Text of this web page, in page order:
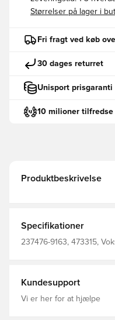
Størrelser på lager i
Fri fragt ved køb
30 dages returret
Unisport prisgaranti
10 milioner
Produktbeskrivelse
Specifikationer
237476-9163, 473315,
Kundesupport
Vi er her for at hjælpe